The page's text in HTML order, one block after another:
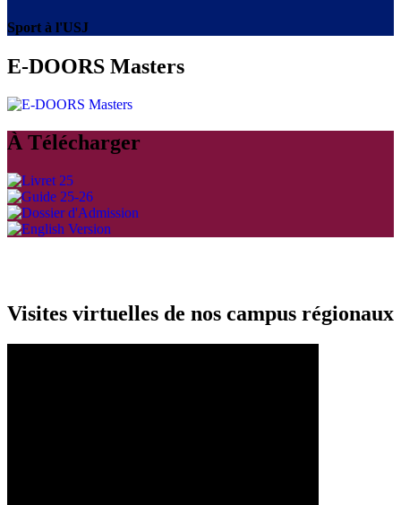
Sport à l'USJ
E-DOORS Masters
À Télécharger
Visites virtuelles de nos campus régionaux